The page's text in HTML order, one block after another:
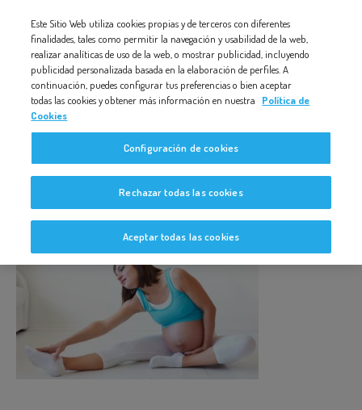
accesibilidad.
CAPTURA-DE-PANTALLA-2013-09-17-A-LAS-10.53.15
Captura-de-pantalla-2013-09-17-
a-las-10.53.15
Este Sitio Web utiliza cookies propias y de terceros con diferentes
finalidades, tales como permitir la navegación y usabilidad de la web,
realizar analíticas de uso de la web, o mostrar publicidad, incluyendo
publicidad personalizada basada en la elaboración de perfiles. A
continuación, puedes configurar tus preferencias o bien aceptar
todas las cookies y obtener más información en nuestra
Política de
Cookies
Configuración de cookies
Rechazar todas las cookies
Aceptar todas las cookies